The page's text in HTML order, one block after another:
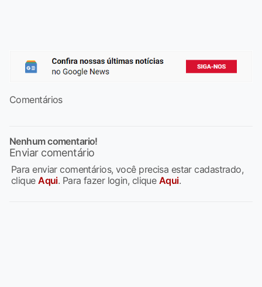
Comentários
Nenhum comentario!
Enviar comentário
Para enviar comentários, você precisa estar cadastrado,
cliqueAqui. Para fazer login, clique Aqui.